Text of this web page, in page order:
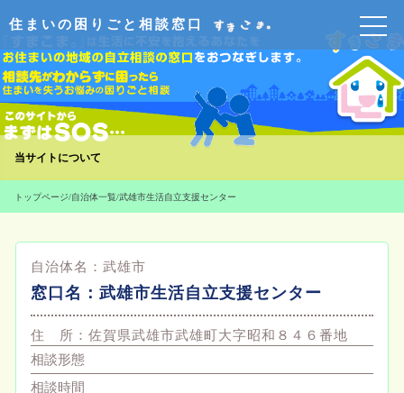
住まいの困りごと相談窓口
当サイトについて
トップページ/自治体一覧/武雄市生活自立支援センター
自治体名： 武雄市
窓口名： 武雄市生活自立支援センター
住 所： 佐賀県武雄市武雄町大字昭和８４６番地
相談形態
相談時間